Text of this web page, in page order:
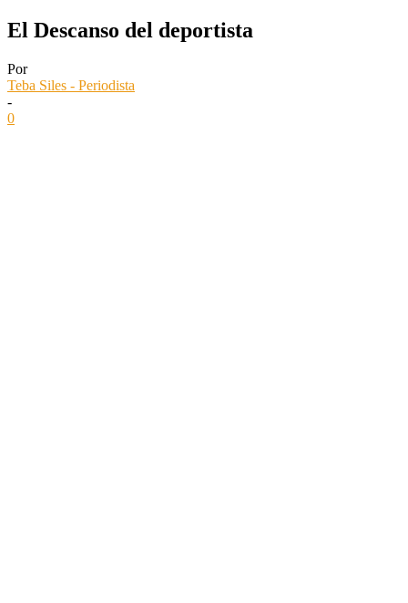
El Descanso del deportista
Por
Teba Siles - Periodista
-
0